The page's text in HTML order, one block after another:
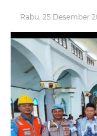
Rabu, 25 Desember